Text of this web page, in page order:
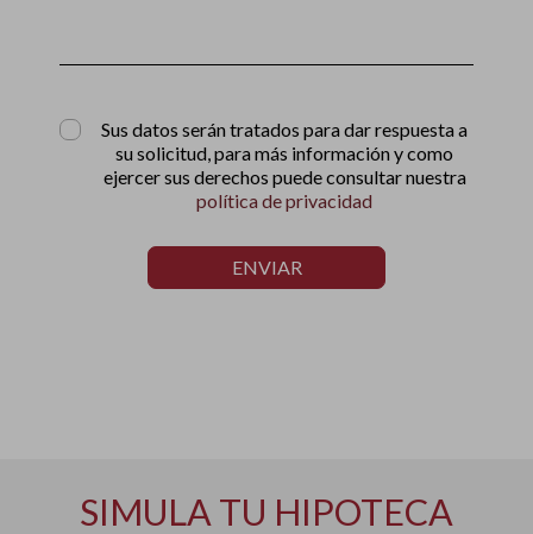
Sus datos serán tratados para dar respuesta a
su solicitud, para más información y como
ejercer sus derechos puede consultar nuestra
política de privacidad
ENVIAR
SIMULA TU HIPOTECA